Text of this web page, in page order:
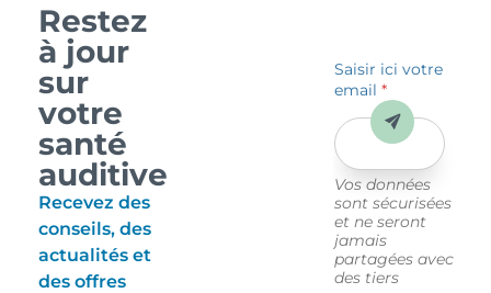
Restez
à jour
sur
votre
santé
auditive
Recevez des
conseils, des
actualités et
des offres
Saisir ici votre
email*
Vos données
sont sécurisées
et ne seront
jamais
partagées avec
des tiers
Envoyer